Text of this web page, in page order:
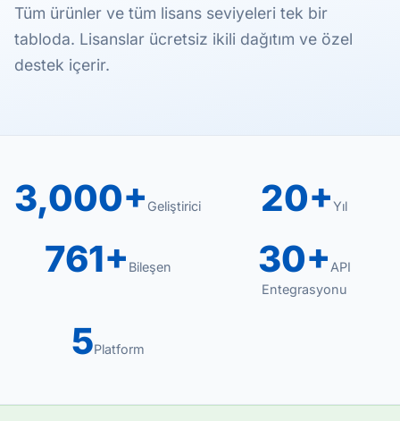
Tüm ürünler ve tüm lisans seviyeleri tek bir
tabloda. Lisanslar ücretsiz ikili dağıtım ve özel
destek içerir.
3,000+ Geliştirici 20+Yıl
761+ Bileşen 30+ API
Entegrasyonu
5Platform